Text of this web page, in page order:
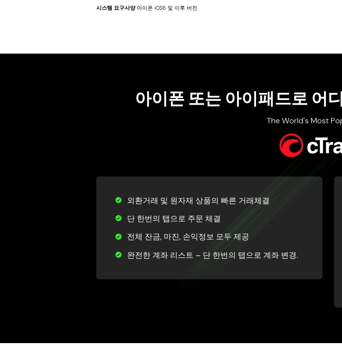
시스템 요구사양아이폰 iOS6 및 이후 버전.
아이폰 또는 아이패드로 어
The World's Most
외환거래 및 원자재 상품의 빠른 거래체결
단 한번의 탭으로 주문 체결
전체 잔금, 마진, 손익정보 모두 제공
완전한 계좌 리스트 – 단 한번의 탭으로 계좌 변경.